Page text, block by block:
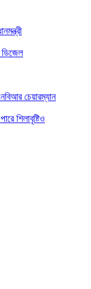
চেয়ারম্যান
শিলাবৃষ্টিও